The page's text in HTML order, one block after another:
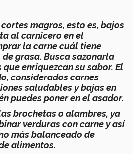
magros, esto es, bajos
al carnicero en el
la carne cuál tiene
grasa. Busca sazonarla
enriquezcan su sabor. El
considerados carnes
saludables y bajas en
puedes poner en el asador.
brochetas o alambres, ya
verduras con carne y así
más balanceado de
alimentos.